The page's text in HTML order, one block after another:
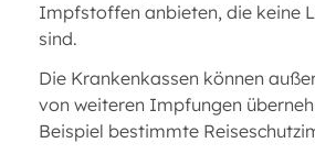
Impfstoffen anbieten, die keine
sind.
Die Krankenkassen können
von weiteren Impfungen
Beispiel bestimmte